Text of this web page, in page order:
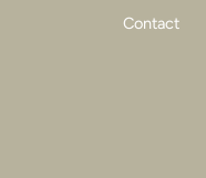
Contact